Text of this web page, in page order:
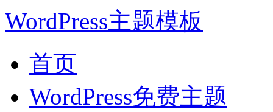
WordPress主题模板
首页
WordPress免费主题